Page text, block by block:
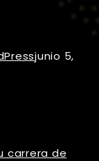
junio 5,
carrera de